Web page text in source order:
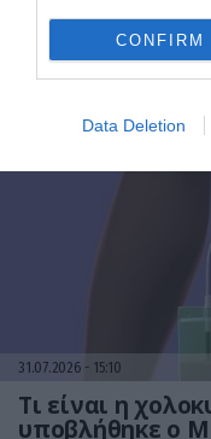
CONFIRM
Data Deletion
31.07.2026
Το σημάδι στο
θρόμβωση
31.07.2026 15:10
Τι είναι η
υποβλήθηκε ο